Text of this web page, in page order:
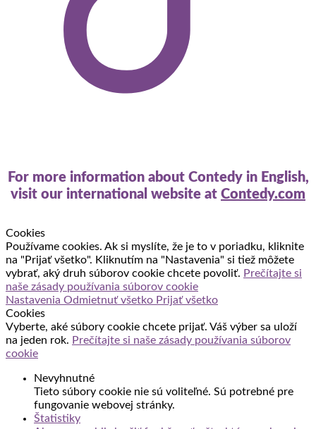
For more information about Contedy in English,
visit our international website at Contedy.com
Cookies
Používame cookies. Ak si myslíte, že je to v poriadku, kliknite
na "Prijať všetko". Kliknutím na "Nastavenia" si tiež môžete
vybrať, aký druh súborov cookie chcete povoliť. Prečítajte si
naše zásady používania súborov cookie
Nastavenia Odmietnuť všetko Prijať všetko
Cookies
Vyberte, aké súbory cookie chcete prijať. Váš výber sa uloží
na jeden rok. Prečítajte si naše zásady používania súborov
cookie
Nevyhnutné
Tieto súbory cookie nie sú voliteľné. Sú potrebné pre
fungovanie webovej stránky.
Štatistiky